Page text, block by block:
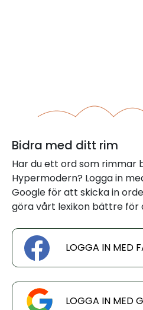
Bidra med ditt rim
Har du ett ord som rimmar
Hypermodern? Logga in
Google för att skicka in
göra vårt lexikon bättre för
LOGGA IN MED
LOGGA IN MED